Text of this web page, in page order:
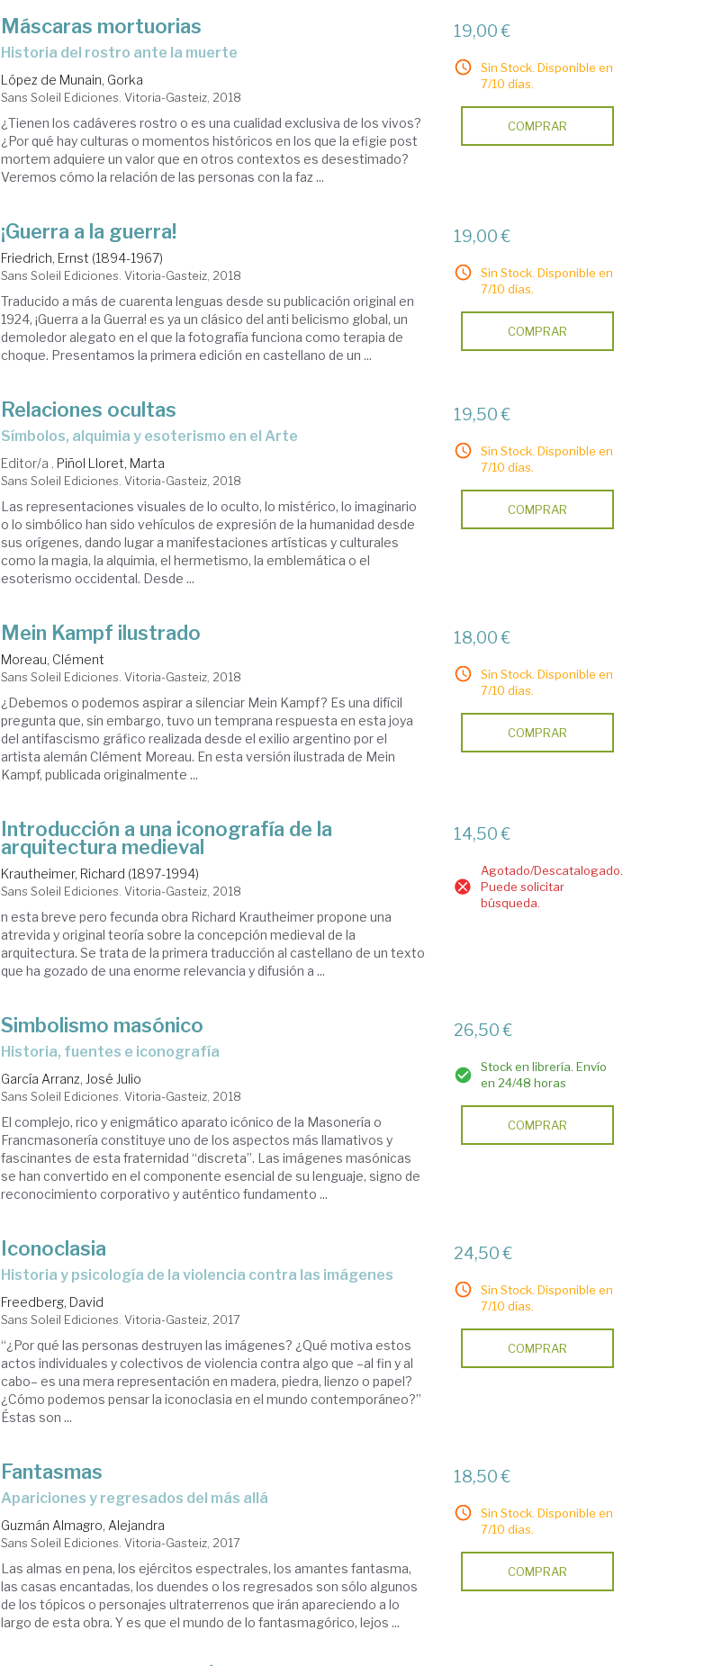
Máscaras mortuorias
historia del rostro ante la muerte
López de Munain, Gorka
Sans Soleil Ediciones. Vitoria-Gasteiz, 2018
¿Tienen los cadáveres rostro o es una cualidad exclusiva de los vivos?
¿Por qué hay culturas o momentos históricos en los que la efigie post
mortem adquiere un valor que en otros contextos es desestimado?
Veremos cómo la relación de las personas con la faz ...
19,00 €
Sin Stock. Disponible en
7/10 días.
COMPRAR
¡Guerra a la guerra!
Friedrich, Ernst (1894-1967)
Sans Soleil Ediciones. Vitoria-Gasteiz, 2018
Traducido a más de cuarenta lenguas desde su publicación original en
1924, ¡Guerra a la Guerra! es ya un clásico del anti belicismo global, un
demoledor alegato en el que la fotografía funciona como terapia de
choque. Presentamos la primera edición en castellano de un ...
19,00 €
Sin Stock. Disponible en
7/10 días.
COMPRAR
Relaciones ocultas
símbolos, alquimia y esoterismo en el Arte
Editor/a . Piñol Lloret, Marta
Sans Soleil Ediciones. Vitoria-Gasteiz, 2018
Las representaciones visuales de lo oculto, lo mistérico, lo imaginario
o lo simbólico han sido vehículos de expresión de la humanidad desde
sus orígenes, dando lugar a manifestaciones artísticas y culturales
como la magia, la alquimia, el hermetismo, la emblemática o el
esoterismo occidental. Desde ...
19,50 €
Sin Stock. Disponible en
7/10 días.
COMPRAR
Mein Kampf ilustrado
Moreau, Clément
Sans Soleil Ediciones. Vitoria-Gasteiz, 2018
¿Debemos o podemos aspirar a silenciar Mein Kampf? Es una difícil
pregunta que, sin embargo, tuvo un temprana respuesta en esta joya
del antifascismo gráfico realizada desde el exilio argentino por el
artista alemán Clément Moreau. En esta versión ilustrada de Mein
Kampf, publicada originalmente ...
18,00 €
Sin Stock. Disponible en
7/10 días.
COMPRAR
Introducción a una iconografía de la
arquitectura medieval
Krautheimer, Richard (1897-1994)
Sans Soleil Ediciones. Vitoria-Gasteiz, 2018
n esta breve pero fecunda obra Richard Krautheimer propone una
atrevida y original teoría sobre la concepción me­dieval de la
arquitectura. Se trata de la primera traducción al cas­tellano de un texto
que ha go­zado de una enorme relevancia y difusión a ...
14,50 €
Agotado/Descatalogado.
Puede solicitar
búsqueda.
Simbolismo masónico
historia, fuentes e iconografía
García Arranz, José Julio
Sans Soleil Ediciones. Vitoria-Gasteiz, 2018
El complejo, rico y enigmático aparato icónico de la Masonería o
Francmasonería constituye uno de los aspectos más llamativos y
fascinantes de esta fraternidad “discreta”. Las imágenes masónicas
se han convertido en el componente esencial de su lenguaje, signo de
reconocimiento corporativo y auténtico fundamento ...
26,50 €
Stock en librería. Envío
en 24/48 horas
COMPRAR
Iconoclasia
historia y psicología de la violencia contra las imágenes
Freedberg, David
Sans Soleil Ediciones. Vitoria-Gasteiz, 2017
“¿Por qué las personas destruyen las imágenes? ¿Qué motiva estos
actos individuales y colectivos de violencia contra algo que –al fin y al
cabo– es una mera representación en madera, piedra, lienzo o papel?
¿Cómo podemos pensar la iconoclasia en el mundo contemporáneo?”
Éstas son ...
24,50 €
Sin Stock. Disponible en
7/10 días.
COMPRAR
Fantasmas
apariciones y regresados del más allá
Guzmán Almagro, Alejandra
Sans Soleil Ediciones. Vitoria-Gasteiz, 2017
Las almas en pena, los ejércitos espectrales, los amantes fantasma,
las casas encantadas, los duendes o los regresados son sólo algunos
de los tópicos o personajes ultraterrenos que irán apareciendo a lo
largo de esta obra. Y es que el mundo de lo fantasmagórico, lejos ...
18,50 €
Sin Stock. Disponible en
7/10 días.
COMPRAR